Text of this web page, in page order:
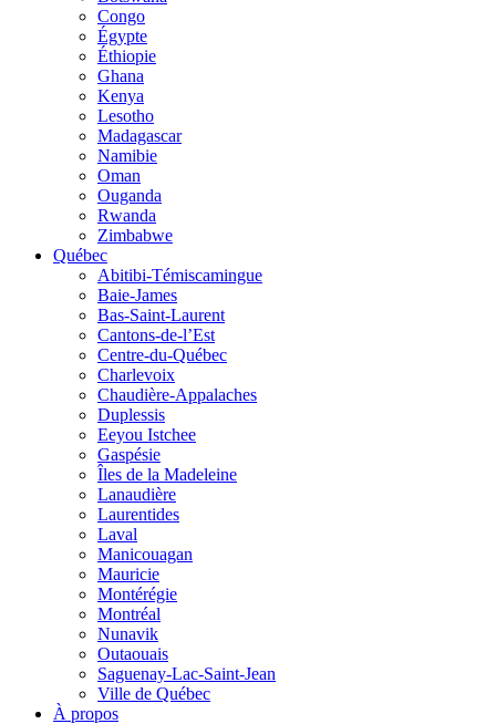
Congo
Égypte
Éthiopie
Ghana
Kenya
Lesotho
Madagascar
Namibie
Oman
Ouganda
Rwanda
Zimbabwe
Québec
Abitibi-Témiscamingue
Baie-James
Bas-Saint-Laurent
Cantons-de-l’Est
Centre-du-Québec
Charlevoix
Chaudière-Appalaches
Duplessis
Eeyou Istchee
Gaspésie
Îles de la Madeleine
Lanaudière
Laurentides
Laval
Manicouagan
Mauricie
Montérégie
Montréal
Nunavik
Outaouais
Saguenay-Lac-Saint-Jean
Ville de Québec
À propos